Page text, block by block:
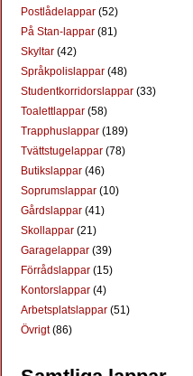
Postlådelappar (52)
På Stan-lappar (81)
Skyltar (42)
Språkpolislappar (48)
Studentkorridorslappar (33)
Toalettlappar (58)
Trapphuslappar (189)
Tvättstugelappar (78)
Butikslappar (46)
Soprumslappar (10)
Gårdslappar (41)
Skollappar (21)
Garagelappar (39)
Förrådslappar (15)
Kontorslappar (4)
Arbetsplatslappar (51)
Övrigt(86)